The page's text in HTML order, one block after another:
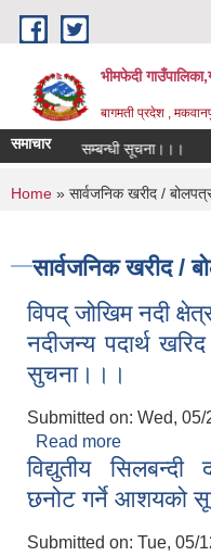
Skip to main content
भीमफेदी
बागमती प्रदेश ,
समाचार सम्बन्धी सूचना।।।
You are here
Home » सार्वजनिक खरीद /
सार्वजनिक खरीद /
विपद् जोखिम नदी
नदीजन्य पदार्थ
सुचना।।।
Submitted on: Wed, 05/
Read more
नदीजन्य
सुचना।।।
विद्युतीय सिलबन्दी
छनोट गर्ने आशयको
Submitted on: Tue, 05/